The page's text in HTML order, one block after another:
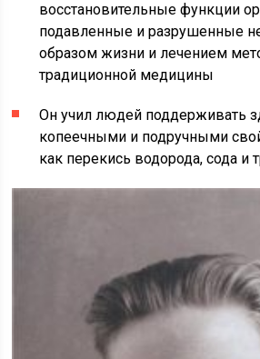
восстановительные функции
подавленные и разрушенные
образом жизни и лечением
традиционной медицины
Он учил людей поддерживать
копеечными и подручными
как перекись водорода, сода и